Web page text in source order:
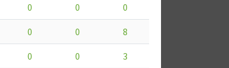
0 0 0
0 0 8
0 0 3